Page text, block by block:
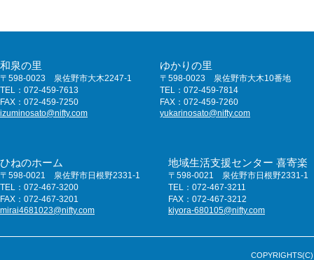
和泉の里
〒598-0023 泉佐野市大木2247-1
TEL：072-459-7613
FAX：072-459-7250
izuminosato@nifty.com
ゆかりの里
〒598-0023 泉佐野市大木10番地
TEL：072-459-7814
FAX：072-459-7260
yukarinosato@nifty.com
ひねのホーム
〒598-0021 泉佐野市日根野2331-1
TEL：072-467-3200
FAX：072-467-3201
mirai4681023@nifty.com
地域生活支援センター 喜寄楽
〒598-0021 泉佐野市日根野2331-1
TEL：072-467-3211
FAX：072-467-3212
kiyora-680105@nifty.com